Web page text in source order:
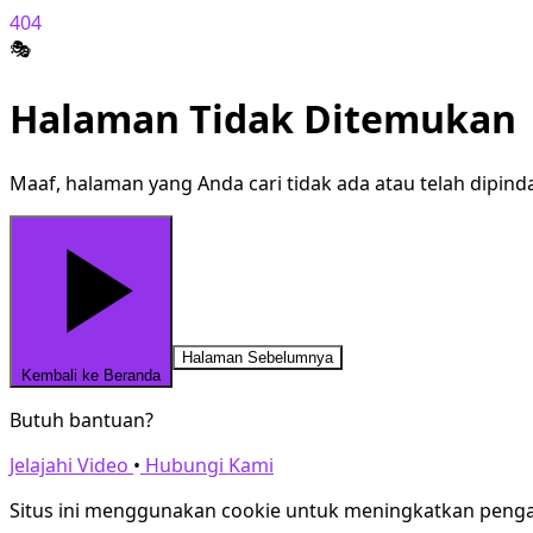
404
🎭
Halaman Tidak Ditemukan
Maaf, halaman yang Anda cari tidak ada atau telah
Kembali ke Beranda
Halaman Sebelumnya
Butuh bantuan?
Jelajahi Video • Hubungi Kami
Situs ini menggunakan cookie untuk meningkatkan